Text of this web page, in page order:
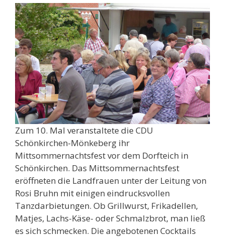
Zum 10. Mal veranstaltete die CDU
Schönkirchen-Mönkeberg ihr
Mittsommernachtsfest vor dem Dorfteich in
Schönkirchen. Das Mittsommernachtsfest
eröffneten die Landfrauen unter der Leitung von
Rosi Bruhn mit einigen eindrucksvollen
Tanzdarbietungen. Ob Grillwurst, Frikadellen,
Matjes, Lachs-Käse- oder Schmalzbrot, man ließ
es sich schmecken. Die angebotenen Cocktails